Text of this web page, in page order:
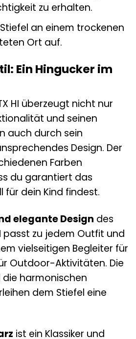
zu erhalten.
an einem trockenen
Ort auf.
Ein Hingucker im
HI überzeugt nicht nur
und seinen
auch durch sein
Design. Der
Farben
du garantiert das
für dein Kind findest.
elegante Design des
passt zu jedem Outfit und
vielseitigen Begleiter für
Outdoor-Aktivitäten. Die
die harmonischen
dem Stiefel eine
ist ein Klassiker und